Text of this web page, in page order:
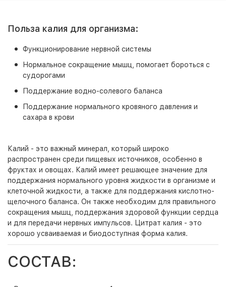
Польза калия для организма:
Функционирование нервной системы
Нормальное сокращение мышц, помогает бороться с
судорогами
Поддержание водно-солевого баланса
Поддержание нормального кровяного давления и
сахара в крови
Калий - это важный минерал, который широко
распространен среди пищевых источников, особенно в
фруктах и овощах. Калий имеет решающее значение для
поддержания нормального уровня жидкости в организме и
клеточной жидкости, а также для поддержания кислотно-
щелочного баланса. Он также необходим для правильного
сокращения мышц, поддержания здоровой функции сердца
и для передачи нервных импульсов. Цитрат калия - это
хорошо усваиваемая и биодоступная форма калия.
СОСТАВ: